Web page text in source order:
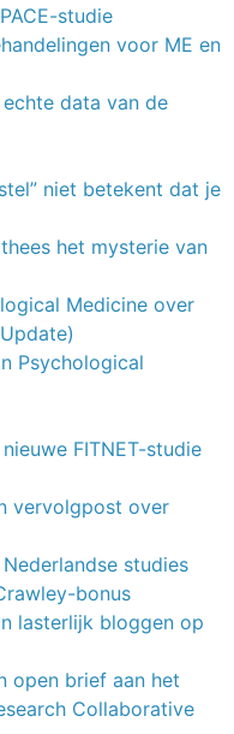
studie
voor ME en
data van de
niet betekent dat je
het mysterie van
Medicine over
Psychological
FITNET-studie
vervolgpost over
studies
bonus
lasterlijk bloggen op
open brief aan het
Collaborative